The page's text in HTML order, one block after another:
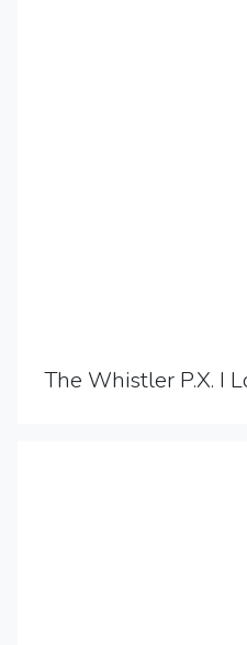
The Whistler P.X. I